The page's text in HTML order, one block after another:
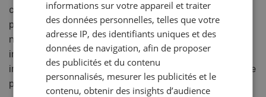
conditions météorologiques de cette année, elle
poursuit son expansion en Suisse romande et dans le
nord-ouest de la Suisse. Pour protéger l'entomofaune
indigène et les colonies d'abeilles mellifères, il est très
important de détruire rapidement le plus grand nombre
possible de nids de cette espèce invasive.
informations sur votre appareil et traiter
des données personnelles, telles que votre
adresse IP, des identifiants uniques et des
données de navigation, afin de proposer
des publicités et du contenu
personnalisés, mesurer les publicités et le
contenu, obtenir des insights d’audience